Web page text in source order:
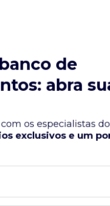
de
abra
os especialistas do
exclusivos e um